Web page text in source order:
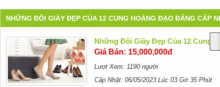
NHỮNG ĐÔI GIÀY ĐẸP CỦA 12 CUNG HOÀNG ĐẠO ĐẲNG CẤP
Những Đôi Giày Đẹp Của 12 Cung
Giá Bán: 15,000,000đ
Lượt Xem: 1190 người
Cập Nhật: 06/05/2023 Lúc 03 Gờ 35 Phút